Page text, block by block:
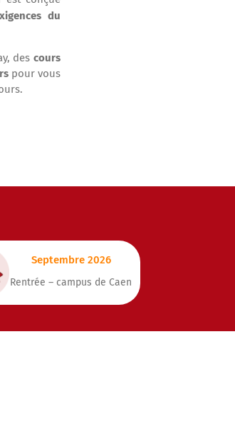
du
des cours
pour vous
Septembre 2026
Rentrée – campus de Caen